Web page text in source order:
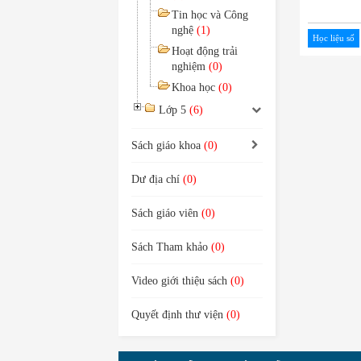
Học liệu số
Tin học và Công
nghệ (1)
Hoạt động trải
nghiệm (0)
Khoa học (0)
Lớp 5 (6)
Sách giáo khoa (0)
Dư địa chí (0)
Sách giáo viên (0)
Sách Tham khảo (0)
Video giới thiệu sách (0)
Quyết định thư viện (0)